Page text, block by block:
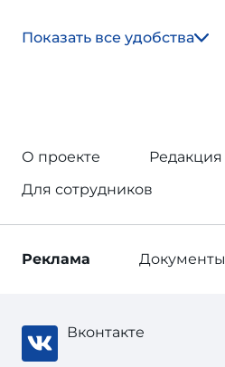
Показать все удобства
О проекте
Редакция
Для сотрудников
Реклама Документы
Вконтакте